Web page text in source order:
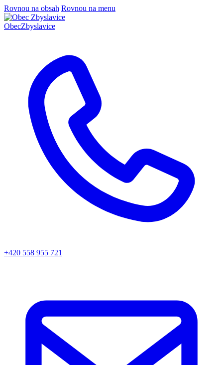
Rovnou na obsah Rovnou na menu
ObecZbyslavice
+420 558 955 721